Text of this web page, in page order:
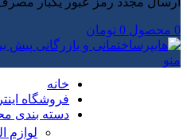
0 محصول 0 تومان
منو
خانه
فروشگاه
دسته بندی
لوازم